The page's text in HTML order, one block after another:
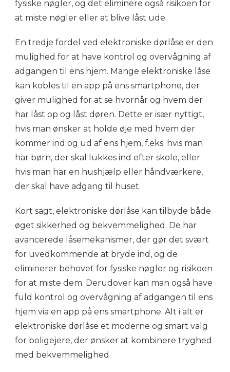
fysiske nøgler, og det eliminere også risikoen for
at miste nøgler eller at blive låst ude.
En tredje fordel ved elektroniske dørlåse er den
mulighed for at have kontrol og overvågning af
adgangen til ens hjem. Mange elektroniske låse
kan kobles til en app på ens smartphone, der
giver mulighed for at se hvornår og hvem der
har låst op og låst døren. Dette er især nyttigt,
hvis man ønsker at holde øje med hvem der
kommer ind og ud af ens hjem, f.eks. hvis man
har børn, der skal lukkes ind efter skole, eller
hvis man har en hushjælp eller håndværkere,
der skal have adgang til huset.
Kort sagt, elektroniske dørlåse kan tilbyde både
øget sikkerhed og bekvemmelighed. De har
avancerede låsemekanismer, der gør det svært
for uvedkommende at bryde ind, og de
eliminerer behovet for fysiske nøgler og risikoen
for at miste dem. Derudover kan man også have
fuld kontrol og overvågning af adgangen til ens
hjem via en app på ens smartphone. Alt i alt er
elektroniske dørlåse et moderne og smart valg
for boligejere, der ønsker at kombinere tryghed
med bekvemmelighed.